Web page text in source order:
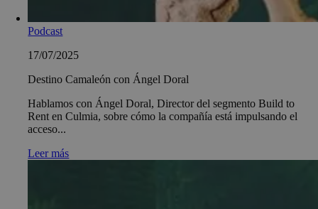
Podcast
17/07/2025
Destino Camaleón con Ángel Doral
Hablamos con Ángel Doral, Director del segmento Build to
Rent en Culmia, sobre cómo la compañía está impulsando el
acceso...
Leer más